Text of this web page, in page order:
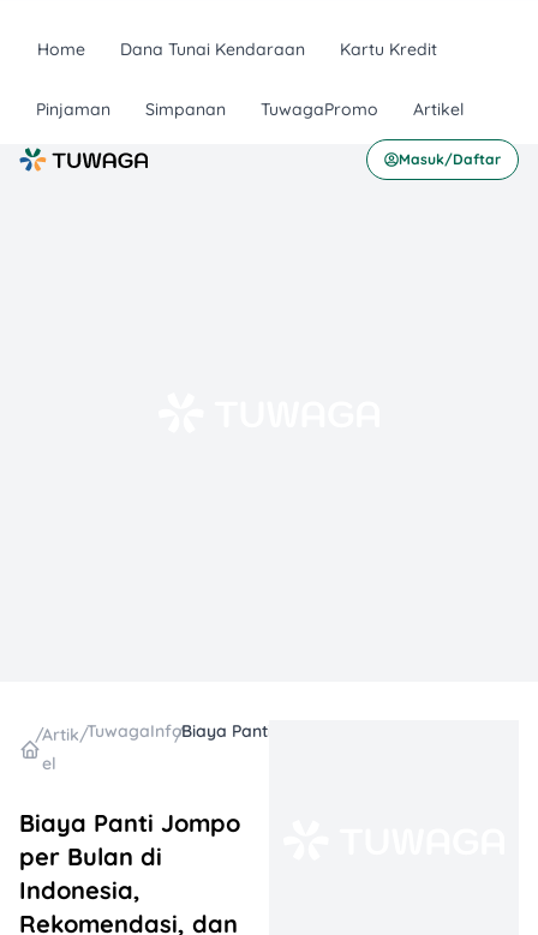
Home Dana Tunai Kendaraan Kartu Kredit
Pinjaman Simpanan TuwagaPromo Artikel
Masuk/Daftar
/Artik
el
/TuwagaInfo
/
Biaya Panti Jompo
per Bulan di
Indonesia,
Rekomendasi, dan